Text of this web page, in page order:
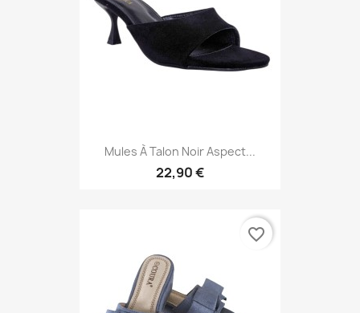
Mules À Talon Noir Aspect...
22,90 €
favorite_border